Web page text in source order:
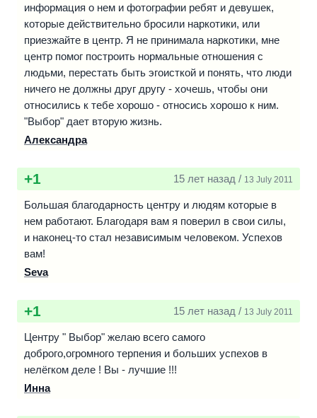
информация о нем и фотографии ребят и девушек,
которые действительно бросили наркотики, или
приезжайте в центр. Я не принимала наркотики, мне
центр помог построить нормальные отношения с
людьми, перестать быть эгоисткой и понять, что люди
ничего не должны друг другу - хочешь, чтобы они
относились к тебе хорошо - относись хорошо к ним.
"Выбор" дает вторую жизнь.
Александра
+1 15 лет назад / 13 July 2011
Большая благодарность центру и людям которые в
нем работают. Благодаря вам я поверил в свои силы,
и наконец-то стал независимым человеком. Успехов
вам!
Seva
+1 15 лет назад / 13 July 2011
Центру " Выбор" желаю всего самого
доброго,огромного терпения и больших успехов в
нелёгком деле ! Вы - лучшие !!!
Инна